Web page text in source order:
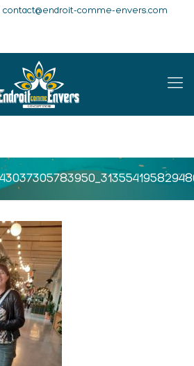
contact@endroit-comme-envers.com